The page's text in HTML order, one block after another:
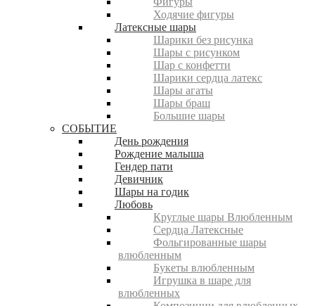
Ходячие фигуры
Латексные шары
Шарики без рисунка
Шары с рисунком
Шар с конфетти
Шарики сердца латекс
Шары агаты
Шары браш
Большие шары
СОБЫТИЕ
День рождения
Рождение малыша
Гендер пати
Девичник
Шары на годик
Любовь
Круглые шары Влюбленным
Сердца Латексные
Фольгированные шары
влюбленным
Букеты влюбленным
Игрушка в шаре для
влюбленных